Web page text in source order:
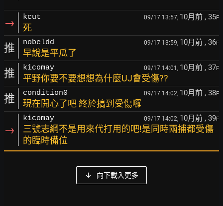
→ kcut 09/17 13:57, 10月前 , 35F
死
推 nobeldd 09/17 13:59, 10月前 , 36F
早說是平瓜了
推 kicomay 09/17 14:01, 10月前 , 37F
平野你要不要想想為什麼UJ會受傷??
推 condition0 09/17 14:02, 10月前 , 38F
現在開心了吧 終於搞到受傷囉
→
kicomay 09/17 14:02, 10月前 , 39F
三號志綱不是用來代打用的吧!是同時兩捕都受傷
的臨時備位
向下載入更多